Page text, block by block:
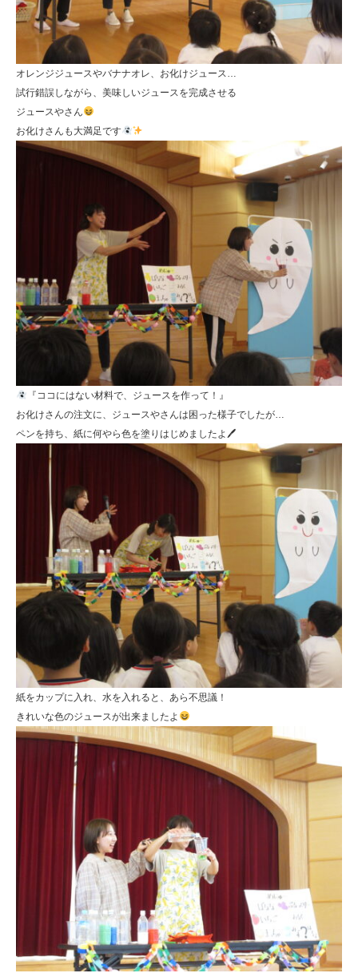
オレンジジュースやバナナオレ、お化けジュース…
試行錯誤しながら、美味しいジュースを完成させる
ジュースやさん
お化けさんも大満足です
『ココにはない材料で、ジュースを作って！』
お化けさんの注文に、ジュースやさんは困った様子でしたが…
ペンを持ち、紙に何やら色を塗りはじめましたよ🖊
紙をカップに入れ、水を入れると、あら不思議！
きれいな色のジュースが出来ましたよ